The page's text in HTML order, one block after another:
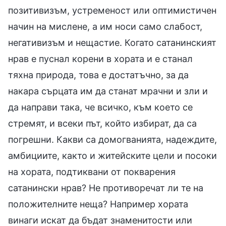
позитивизъм, устременост или оптимистичен
начин на мислене, а им носи само слабост,
негативизъм и нещастие. Когато сатанинският
нрав е пуснал корени в хората и е станал
тяхна природа, това е достатъчно, за да
накара сърцата им да станат мрачни и зли и
да направи така, че всичко, към което се
стремят, и всеки път, който избират, да са
погрешни. Какви са домогванията, надеждите,
амбициите, както и житейските цели и посоки
на хората, подтиквани от покварения
сатанински нрав? Не противоречат ли те на
положителните неща? Например хората
винаги искат да бъдат знаменитости или